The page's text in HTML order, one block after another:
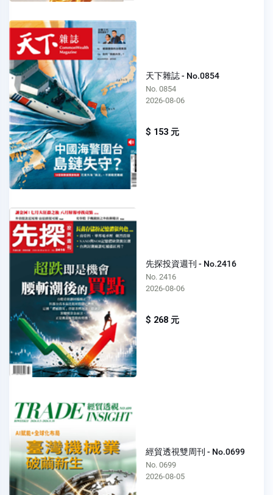
天下雜誌 - No.0854
No. 0854
2026-08-06
$ 153 元
先探投資週刊 - No.2416
No. 2416
2026-08-06
$ 268 元
經貿透視雙周刊 - No.0699
No. 0699
2026-08-05